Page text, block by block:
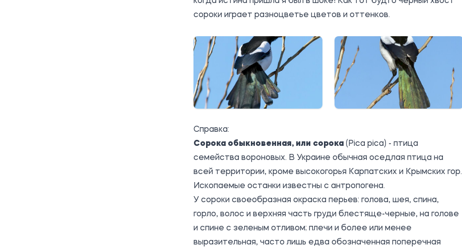
сороки играет разноцветье цветов и оттенков.
Справка:
Сорока обыкновенная, или сорока (Pica pica) - птица
семейства вороновых. В Украине обычная оседлая птица на
всей территории, кроме высокогорья Карпатских и Крымских гор.
Ископаемые останки известны с антропогена.
У сороки своеобразная окраска перьев: голова, шея, спина,
горло, волос и верхняя часть груди блестяще-черные, на голове
и спине с зеленым отливом; плечи и более или менее
выразительная, часто лишь едва обозначенная поперечная